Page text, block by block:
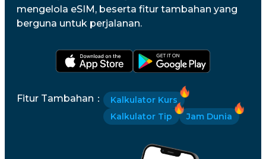
mengelola eSIM, beserta fitur tambahan yang
berguna untuk perjalanan.
Fitur Tambahan ：
Kalkulator Kurs
Kalkulator Tip
Jam Dunia